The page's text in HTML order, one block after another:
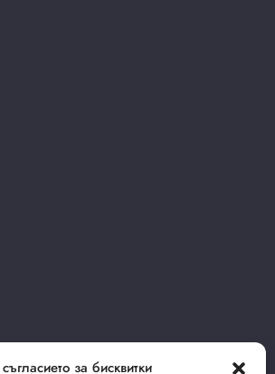
за бисквитки